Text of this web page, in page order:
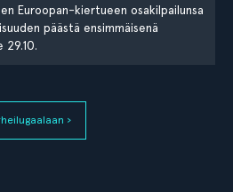
Euroopan-kiertueen osakilpailunsa
päästä ensimmäisenä
29.10.
›